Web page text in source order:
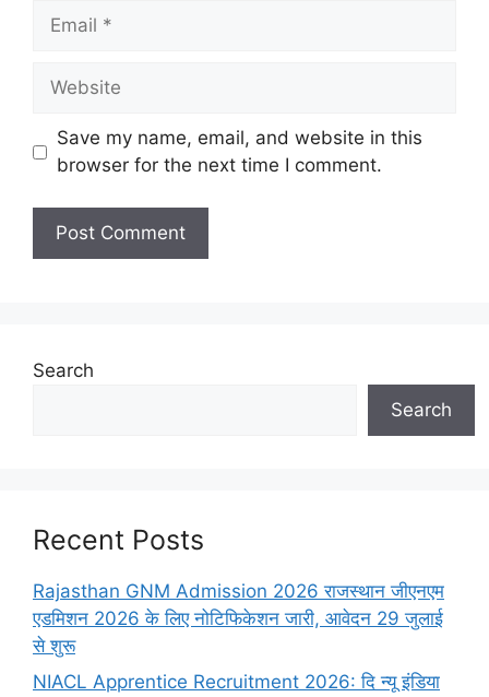
Email
Website
Save my name, email, and website in this
browser for the next time I comment.
Search
Search
Recent Posts
Rajasthan GNM Admission 2026 राजस्थान जीएनएम
एडमिशन 2026 के लिए नोटिफिकेशन जारी, आवेदन 29 जुलाई
से शुरू
NIACL Apprentice Recruitment 2026: दि न्यू इंडिया